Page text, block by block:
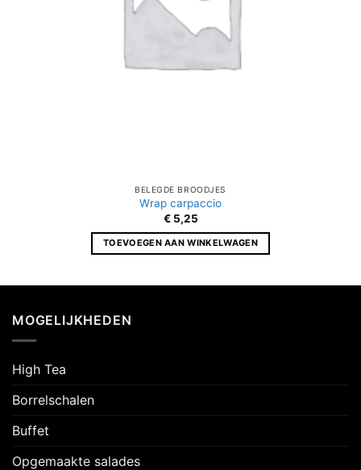
BELEGDE BROODJES
Wrap carpaccio
€5,25
TOEVOEGEN AAN WINKELWAGEN
MOGELIJKHEDEN
High Tea
Borrelschalen
Buffet
Opgemaakte salades